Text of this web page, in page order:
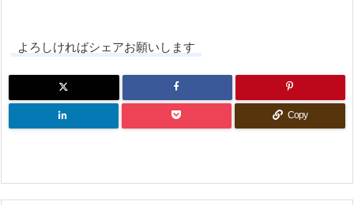
よろしければシェアお願いします
Copy